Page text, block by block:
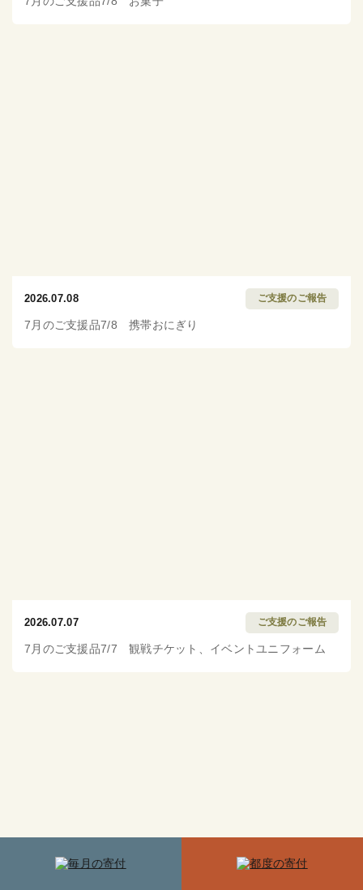
2026.07.08 ご支援のご報告
7月のご支援品7/8 携帯おにぎり
2026.07.07 ご支援のご報告
7月のご支援品7/7 観戦チケット、イベントユニフォーム